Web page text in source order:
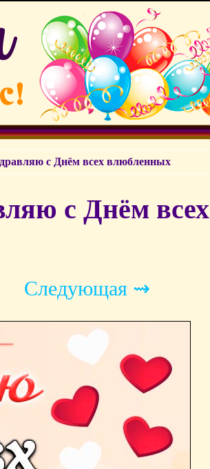
с Днём всех влюбленных
с Днём всех
Следующая ⇝